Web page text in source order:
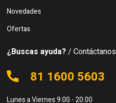
Novedades
Ofertas
¿Buscas ayuda? / Contáctanos
81 1600 5603
Lunes a Viernes 9:00 - 20:00